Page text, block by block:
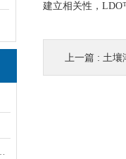
建立相关性，
上一篇 : 土壤